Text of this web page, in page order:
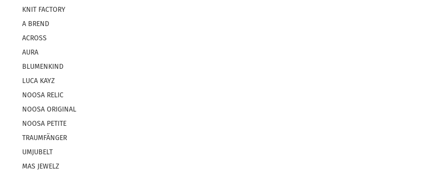
KNIT FACTORY
A BREND
ACROSS
AURA
BLUMENKIND
LUCA KAYZ
NOOSA RELIC
NOOSA ORIGINAL
NOOSA PETITE
TRAUMFÄNGER
UMJUBELT
MAS JEWELZ